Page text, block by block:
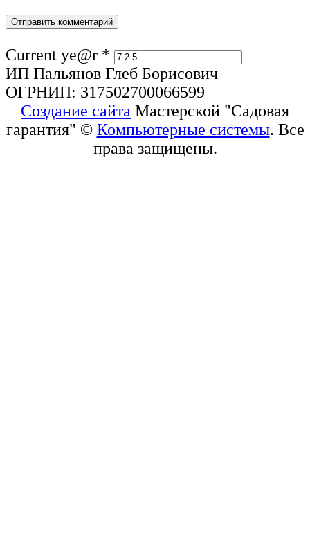
Current ye@r *
ИП Пальянов Глеб Борисович
ОГРНИП: 317502700066599
Создание сайта Мастерской "Садовая
гарантия" © Компьютерные системы. Все
права защищены.